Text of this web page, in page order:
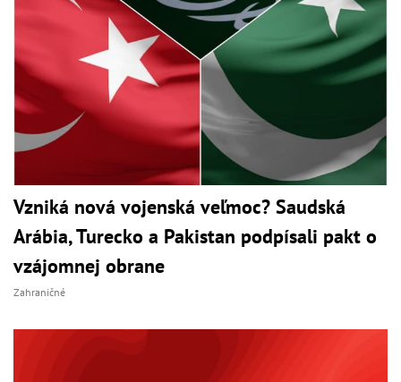
Vzniká nová vojenská veľmoc? Saudská
Arábia, Turecko a Pakistan podpísali pakt o
vzájomnej obrane
Zahraničné